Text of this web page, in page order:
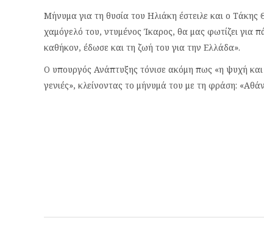
Μήνυμα για τη θυσία του Ηλιάκη έστειλε και ο Τάκης
χαμόγελό του, ντυμένος Ίκαρος, θα μας φωτίζει για
καθήκον, έδωσε και τη ζωή του για την Ελλάδα».
Ο υπουργός Ανάπτυξης τόνισε ακόμη πως «η ψυχή
γενιές», κλείνοντας το μήνυμά του με τη φράση: